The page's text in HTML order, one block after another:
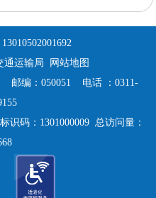
13010502001692
通运输局
网站地图
邮编：050051 电话 ：0311-
识码：1301000009 总访问量：